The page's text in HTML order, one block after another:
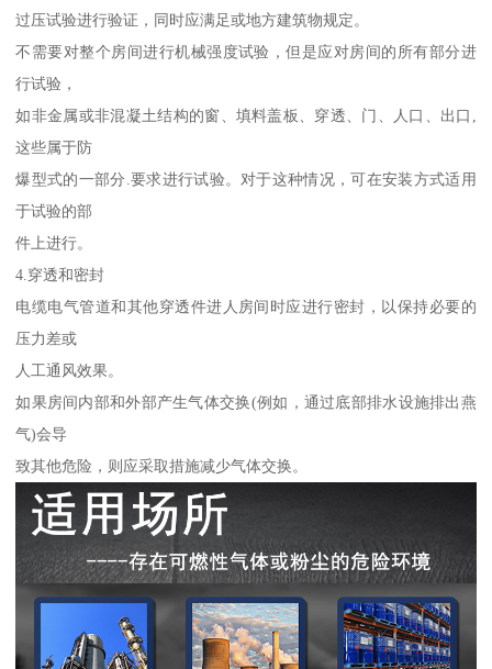
过压试验进行验证，同时应满足或地方建筑物规定。
不需要对整个房间进行机械强度试验，但是应对房间的所有部分进
行试验，
如非金属或非混凝土结构的窗、填料盖板、穿透、门、人口、出口,
这些属于防
爆型式的一部分.要求进行试验。对于这种情况，可在安装方式适用
于试验的部
件上进行。
4.穿透和密封
电缆电气管道和其他穿透件进人房间时应进行密封，以保持必要的
压力差或
人工通风效果。
如果房间内部和外部产生气体交换(例如，通过底部排水设施排出燕
气)会导
致其他危险，则应采取措施减少气体交换。